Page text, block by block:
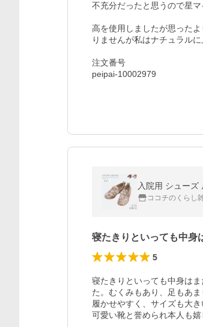
不充分だったと思うので星マ
高を使用しましたが思った
りませんが私はナチュラル
注文番号
peipai-10002979
ココチのくらし
寝たきりといっても中
5
寝たきりといっても中身は
た。むくみもあり、足もあ
履かせやすく、サイズも大
可愛い靴と誉められ本人も